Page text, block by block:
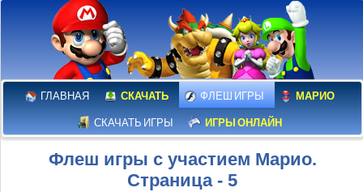
ГЛАВНАЯ СКАЧАТЬ ФЛЕШ ИГРЫ МАРИО
СКАЧАТЬ ИГРЫ ИГРЫ ОНЛАЙН
Флеш игры с участием Марио.
Страница - 5